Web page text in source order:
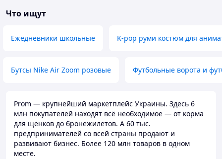
Что ищут
Ежедневники школьные K-pop руми костюм для
Бутсы Nike Air Zoom розовые Футбольные ворота и
Prom — крупнейший маркетплейс Украины. Здесь 6
млн покупателей находят всё необходимое — от корма
для щенков до бронежилетов. А 60 тыс.
предпринимателей со всей страны продают и
развивают бизнес. Более 120 млн товаров в одном
месте.